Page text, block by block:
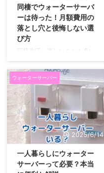
も水も出てくるので、たしか
に便利そうですね。 でも、赤
ちゃんの口に入るものだから
こその安全性は、どうしても
気になってしまうでしょう。
る疑問に答えるため、安全な
理由から、具体的なミルクの
作り方、そ ...
同棲でウォーターサーバ
ーは待った！月額費用の
落とし穴と後悔しない選
び方
同棲生活、楽しいことも多い
ゃいけないことがたくさんあ
りますよね。 その中でも、毎
日使う「お水」のこと、どう
しようか悩んでいませんか？
おしゃれで便利なウォーター
サーバーは、新しい同棲生活
で一度は気になるテーマだと
思います。 この記事では、二
人が契約で失敗しないために
知っておくべき情報をギュッ
と詰め込みました。 二人にと
ウォーターサーバー
2025/6/14
一人暮らしにウォーター
サーバーって必要？本当